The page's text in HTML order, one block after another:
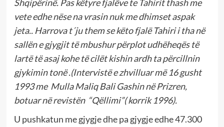
Shqipërinë. Pas këtyre fjalëve te Tahirit thash me
vete edhe nëse na vrasin nuk me dhimset aspak
jeta.. Harrova t´ju them se këto fjalë Tahiri i tha në
sallën e gjygjit të mbushur përplot udhëheqës të
lartë të asaj kohe të cilët kishin ardh ta përcillnin
gjykimin tonë .(Intervistë e zhvilluar më 16 gusht
1993 me Mulla Maliq Bali Gashin në Prizren,
botuar në revistën “Qëllimi”( korrik 1996).
U pushkatun me gjygje dhe pa gjygje edhe 47.300